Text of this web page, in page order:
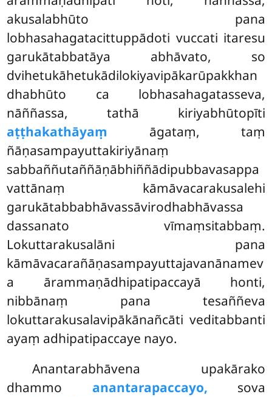
akusalabhūto pana
lobhasahagatacittuppādoti vuccati itaresu
garukātabbatāya abhāvato, so
dvihetukāhetukādilokiyavipākarūpakkhan
dhabhūto ca lobhasahagatasseva,
nāññassa, tathā kiriyabhūtopīti
aṭṭhakathāyaṃ āgataṃ, taṃ
ñāṇasampayuttakiriyānaṃ
sabbaññutaññāṇābhiññādipubbavasappa
vattānaṃ kāmāvacarakusalehi
garukātabbabhāvassāvirodhabhāvassa
dassanato vīmaṃsitabbaṃ.
Lokuttarakusalāni pana
kāmāvacarañāṇasampayuttajavanānamev
a ārammaṇādhipatipaccayā honti,
nibbānaṃ pana tesaññeva
lokuttarakusalavipākānañcāti veditabbanti
ayaṃ adhipatipaccaye nayo.
Anantarabhāvena upakārako
dhammo anantarapaccayo, sova